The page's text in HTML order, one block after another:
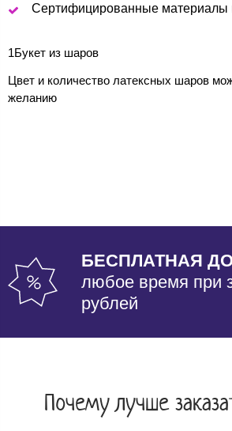
Сертифицированные материалы
1Букет из шаров
Цвет и количество латексных шаров
желанию
БЕСПЛАТНАЯ
любое время при
рублей
Почему лучше